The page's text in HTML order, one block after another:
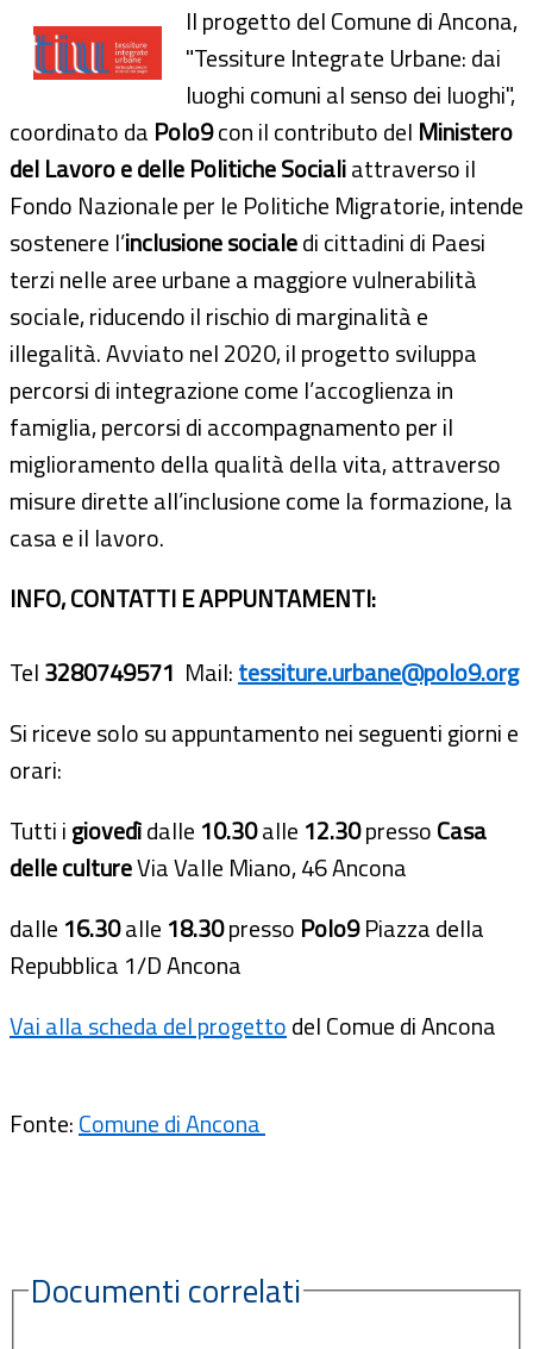
Il progetto del Comune di Ancona,
"Tessiture Integrate Urbane: dai
luoghi comuni al senso dei luoghi",
coordinato da Polo9con il contributo del Ministero
del Lavoro e delle Politiche Socialiattraverso il
Fondo Nazionale per le Politiche Migratorie, intende
sostenere l’inclusione socialedi cittadini di Paesi
terzi nelle aree urbane a maggiore vulnerabilità
sociale, riducendo il rischio di marginalità e
illegalità. Avviato nel 2020, il progetto sviluppa
percorsi di integrazione come l’accoglienza in
famiglia, percorsi di accompagnamento per il
miglioramento della qualità della vita, attraverso
misure dirette all’inclusione come la formazione, la
casa e il lavoro.
INFO, CONTATTI E APPUNTAMENTI:
Tel3280749571 Mail:tessiture.urbane@polo9.org
Si riceve solo su appuntamento nei seguenti giorni e
orari:
Tutti igiovedìdalle 10.30alle 12.30pressoCasa
delle cultureVia Valle Miano, 46 Ancona
dalle 16.30alle 18.30presso Polo9Piazza della
Repubblica 1/D Ancona
Vai alla scheda del progettodel Comue di Ancona
Fonte:Comune di Ancona
Documenti correlati